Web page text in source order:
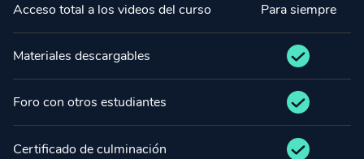
Acceso total a los videos del curso
Materiales descargables
Foro con otros estudiantes
Certificado de culminación
Para siempre